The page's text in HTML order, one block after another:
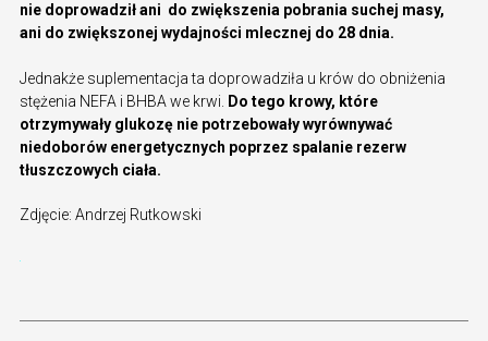
nie doprowadził ani do zwiększenia pobrania suchej masy,
ani do zwiększonej wydajności mlecznej do 28 dnia.
Jednakże suplementacja ta doprowadziła u krów do obniżenia
stężenia NEFA i BHBA we krwi. Do tego krowy, które
otrzymywały glukozę nie potrzebowały wyrównywać
niedoborów energetycznych poprzez spalanie rezerw
tłuszczowych ciała.
Zdjęcie: Andrzej Rutkowski